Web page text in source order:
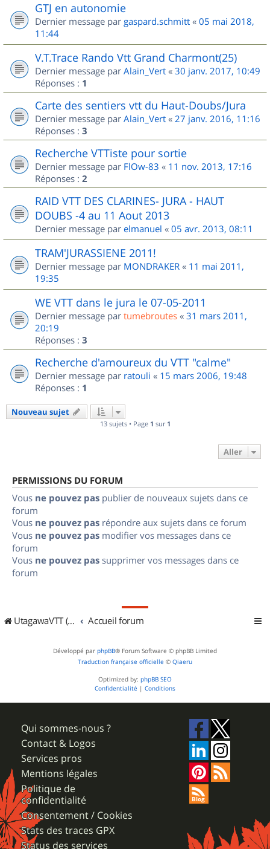
GTJ en autonomie
Dernier message par gaspard.schmitt « 05 mai 2018,
11:44
V.T.Trace Rando Vtt Grand Charmont(25)
Dernier message par Alain_Vert « 30 janv. 2017, 10:49
Réponses : 1
Carte des sentiers vtt du Haut-Doubs/Jura
Dernier message par Alain_Vert « 27 janv. 2016, 11:16
Réponses : 3
Recherche VTTiste pour sortie
Dernier message par FlOw-83 « 11 nov. 2013, 17:16
Réponses : 2
RAID VTT DES CLARINES- JURA - HAUT
DOUBS -4 au 11 Aout 2013
Dernier message par elmanuel « 05 avr. 2013, 08:11
TRAM'JURASSIENE 2011!
Dernier message par MONDRAKER « 11 mai 2011,
19:35
WE VTT dans le jura le 07-05-2011
Dernier message par tumebroutes « 31 mars 2011,
20:19
Réponses : 3
Recherche d'amoureux du VTT "calme"
Dernier message par ratouli « 15 mars 2006, 19:48
Réponses : 1
Nouveau sujet
13 sujets • Page 1 sur 1
Aller
PERMISSIONS DU FORUM
Vous ne pouvez pas publier de nouveaux sujets dans ce
forum
Vous ne pouvez pas répondre aux sujets dans ce forum
Vous ne pouvez pas modifier vos messages dans ce
forum
Vous ne pouvez pas supprimer vos messages dans ce
forum
UtagawaVTT (Randos VTT et VTTAE avec traces GPS) Accueil forum
Développé par phpBB® Forum Software © phpBB Limited
Traduction française officielle © Qiaeru
Optimized by: phpBB SEO
Confidentialité | Conditions
Qui sommes-nous ?
Contact & Logos
Services pros
Mentions légales
Politique de
confidentialité
Consentement / Cookies
Stats des traces GPX
Status des services